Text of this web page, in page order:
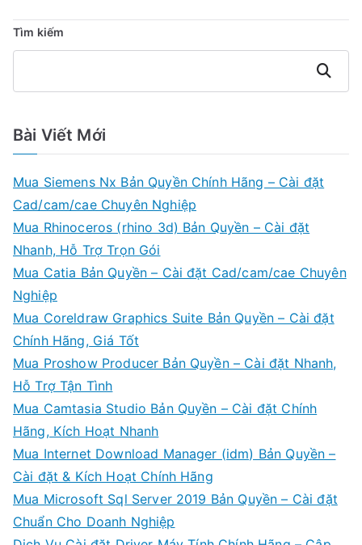
Tìm kiếm
Tìm
kiếm
Bài Viết Mới
Mua Siemens Nx Bản Quyền Chính Hãng – Cài đặt
Cad/cam/cae Chuyên Nghiệp
Mua Rhinoceros (rhino 3d) Bản Quyền – Cài đặt
Nhanh, Hỗ Trợ Trọn Gói
Mua Catia Bản Quyền – Cài đặt Cad/cam/cae Chuyên
Nghiệp
Mua Coreldraw Graphics Suite Bản Quyền – Cài đặt
Chính Hãng, Giá Tốt
Mua Proshow Producer Bản Quyền – Cài đặt Nhanh,
Hỗ Trợ Tận Tình
Mua Camtasia Studio Bản Quyền – Cài đặt Chính
Hãng, Kích Hoạt Nhanh
Mua Internet Download Manager (idm) Bản Quyền –
Cài đặt & Kích Hoạt Chính Hãng
Mua Microsoft Sql Server 2019 Bản Quyền – Cài đặt
Chuẩn Cho Doanh Nghiệp